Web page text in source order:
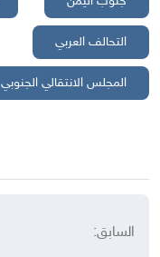
التحالف العربي
المجلس الانتقالي الجنوبي
السابق: